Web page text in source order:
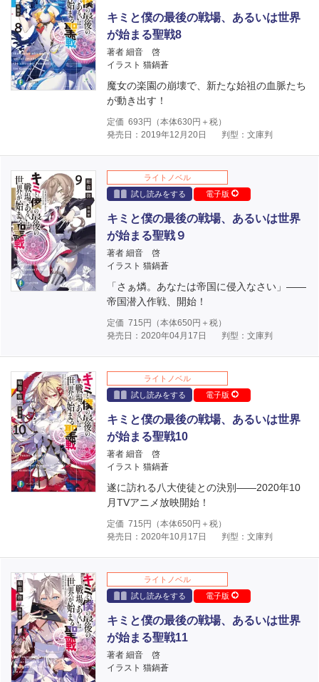
キミと僕の最後の戦場、あるいは世界
が始まる聖戦8
著者 細音 啓
イラスト 猫鍋蒼
魔女の楽園の崩壊で、新たな始祖の血脈たち
が動き出す！
定価 693 円（本体630円＋税）
発売日：2019年12月20日
判型：文庫判
ライトノベル
試し読みをする
電子版
キミと僕の最後の戦場、あるいは世界
が始まる聖戦９
著者 細音 啓
イラスト 猫鍋蒼
「さぁ燐。あなたは帝国に侵入なさい」――
帝国潜入作戦、開始！
定価 715 円（本体650円＋税）
発売日：2020年04月17日
判型：文庫判
ライトノベル
試し読みをする
電子版
キミと僕の最後の戦場、あるいは世界
が始まる聖戦10
著者 細音 啓
イラスト 猫鍋蒼
遂に訪れる八大使徒との決別――2020年10
月TVアニメ放映開始！
定価 715 円（本体650円＋税）
発売日：2020年10月17日
判型：文庫判
ライトノベル
試し読みをする
電子版
キミと僕の最後の戦場、あるいは世界
が始まる聖戦11
著者 細音 啓
イラスト 猫鍋蒼